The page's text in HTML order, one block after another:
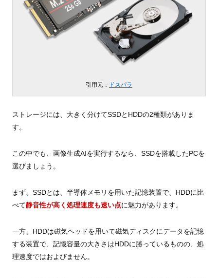
引用元： ドスパラ
ストレージには、大きく分けてSSDとHDDの2種類がありま
す。
この中でも、画像生成AIを実行するなら、SSDを搭載したPCを
選びましょう。
まず、SSDとは、半導体メモリを用いた記憶装置で、HDDに比
べて静音性が高く処理速度も速い点に魅力があります。
一方、HDDは磁気ヘッドを用いて磁気ディスクにデータを記憶
する装置で、記憶容量の大きさはHDDに勝っているものの、処
理速度ではおよびません。